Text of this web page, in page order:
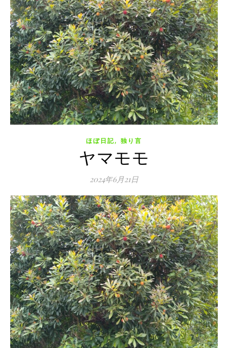
ほぼ日記, 独り言
ヤマモモ
2024年6月21日